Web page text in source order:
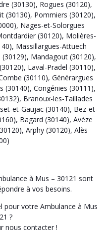
(30130), Rogues (30120),
(30130), Pommiers (30120),
, Nages-et-Solorgues
(30120), Molières-
, Massillargues-Attuech
(30129), Mandagout (30120),
, Laval-Pradel (30110),
(30110), Générargues
(30140), Congénies (30111),
, Branoux-les-Taillades
et-Gaujac (30140), Bez-et-
, Bagard (30140), Avèze
, Arphy (30120), Alès
à Mus – 30121 sont
à vos besoins.
pour votre Ambulance à Mus
?
nous contacter !